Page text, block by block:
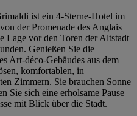
ist ein 4-Sterne-Hotel im
der Promenade des Anglais
Lage vor den Toren der Altstadt
Genießen Sie die
Art-déco-Gebäudes aus dem
komfortablen, in
Zimmern. Sie brauchen Sonne
Sie sich eine erholsame Pause
mit Blick über die Stadt.